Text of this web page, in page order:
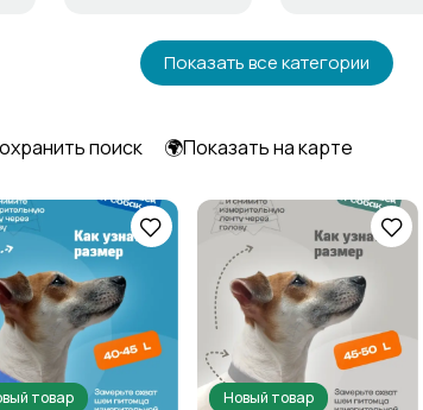
АквариумистикаПоказать все категории
поиск 🌍Показать на карте
товар Новый товар